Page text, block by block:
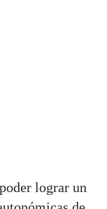
lograr un